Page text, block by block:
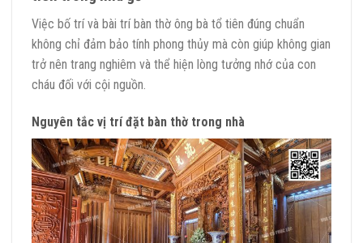
Việc bố trí và bài trí bàn thờ ông bà tổ tiên đúng chuẩn
không chỉ đảm bảo tính phong thủy mà còn giúp không gian
trở nên trang nghiêm và thể hiện lòng tưởng nhớ của con
cháu đối với cội nguồn.
Nguyên tắc vị trí đặt bàn thờ trong nhà